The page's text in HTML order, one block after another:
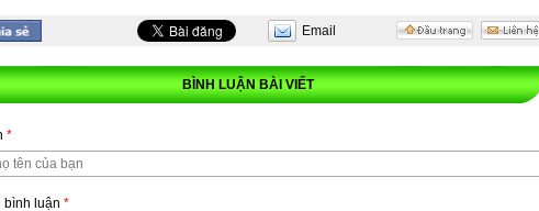
Email
BÌNH LUẬN BÀI VIẾT
*
bình luận *
ô dấu(*)là bắt buộc !